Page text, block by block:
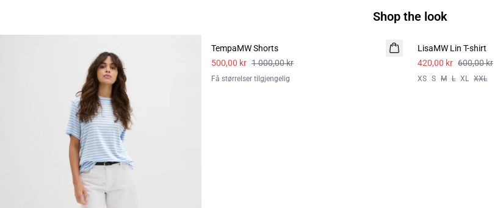
Shop the look
TempaMW Shorts
500,00 kr 1 000,00 kr
Få størrelser tilgjengelig
LIN
-30%
LisaMW Lin T-shirt
420,00 kr 600,00 kr
XS S M L XL XXL